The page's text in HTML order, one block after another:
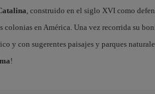
, construido en el siglo XVI como
colonias en América. Una vez recorrida su
y con sugerentes paisajes y parques
!